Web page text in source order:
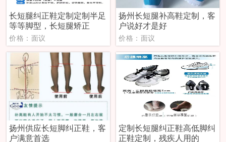
长短腿纠正鞋定制定制半足
等等脚型，长短腿矫正
价格：面议
扬州长短腿补高鞋定制，客
户说好才是好
价格：面议
扬州供应长短脚纠正鞋，客
户满意首选
定制长短腿纠正鞋高低脚纠
正鞋定制，残疾人用的